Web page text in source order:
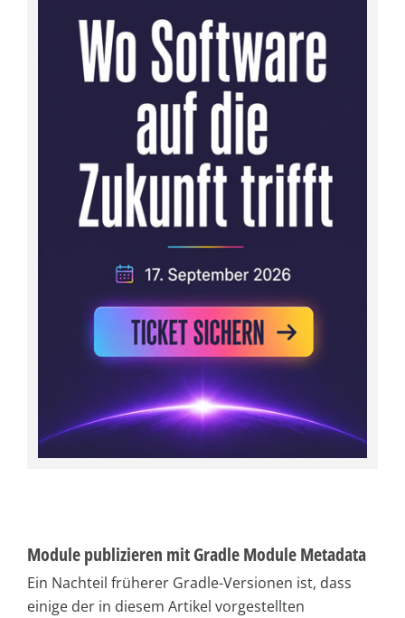
Module publizieren mit Gradle Module Metadata
Ein Nachteil früherer Gradle-Versionen ist, dass
einige der in diesem Artikel vorgestellten